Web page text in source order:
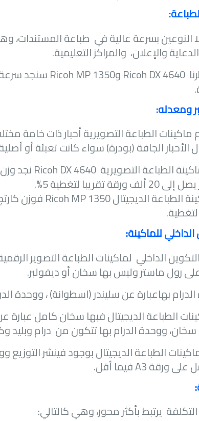
النوعين بسرعة عالية في طباعة المستندات،
والإعلان، والمراكز التعليمية.
Ricoh DX 4640وRicoh MP 1350
ومعدله:
الطباعة التصويرية أحبار ذات خامة
الأحبار الجافة (بودرة) سواء كانت تعبئة أو
الطباعة التصويرية Ricoh DX 4640
ورقة تقريبا لتغطية 5 %
.
الطباعة الديجيتالRicoh MP 1350
للماكينة:
الداخلي لماكينات الطباعة التصوير
رول ماستر وليس بها سخان أو ديفولبر.
بهاعبارة عن سليندر (اسطوانة) ،
الطباعة الديجيتال فبها سخان كامل
ووحدة الدرام بها تتكون من درام وبليد
الطباعة الديجيتال بوجود فينشر
على ورقةA3فيما أقل.
يرتبط بأكثر محور، وهي كالتالي: